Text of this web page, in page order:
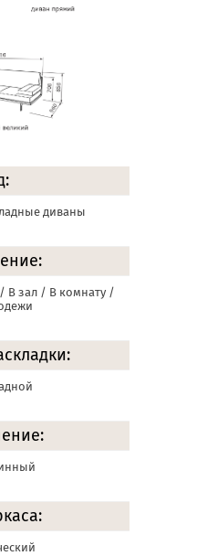
диваны
В зал / В комнату /